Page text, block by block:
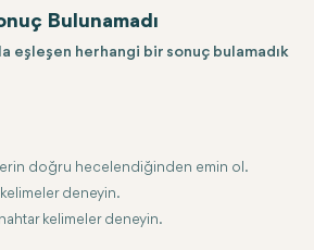
Bulunamadı
eşleşen herhangi bir sonuç bulamadık
doğru hecelendiğinden emin ol.
kelimeler deneyin.
kelimeler deneyin.